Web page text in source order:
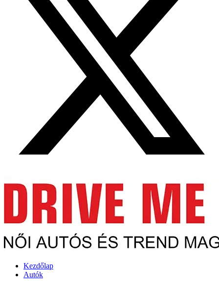
Kezdőlap
Autók